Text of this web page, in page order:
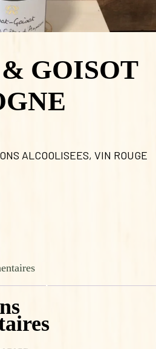
GOISOT
ALCOOLISEES, VIN ROUGE